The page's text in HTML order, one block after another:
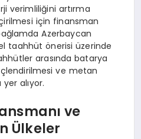
verimliliğini artırma
için finansman
Azerbaycan
taahhüt önerisi üzerinde
arasında batarya
ve metan
yer alıyor.
ve
Ülkeler